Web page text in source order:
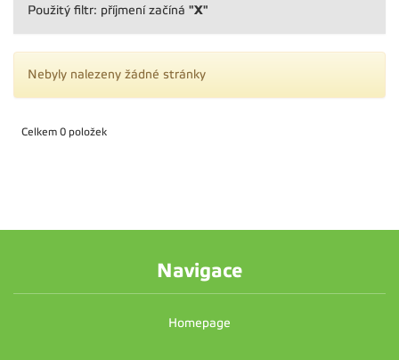
Použitý filtr: příjmení začíná "X"
Nebyly nalezeny žádné stránky
Celkem 0 položek
Navigace
Homepage